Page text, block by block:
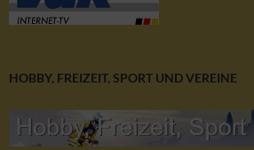
HOBBY, FREIZEIT, SPORT UND VEREINE